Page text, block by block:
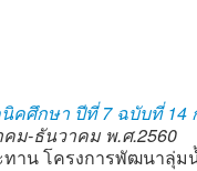
นิคศึกษา ปีที่ 7 ฉบับที่
ม-ธันวาคม พ.ศ.2560
าน โครงการพัฒนาลุ่ม